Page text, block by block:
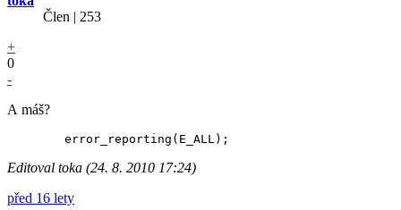
Člen | 253
+
0
-
A máš?
Editoval toka (24. 8. 2010 17:24)
před 16 lety